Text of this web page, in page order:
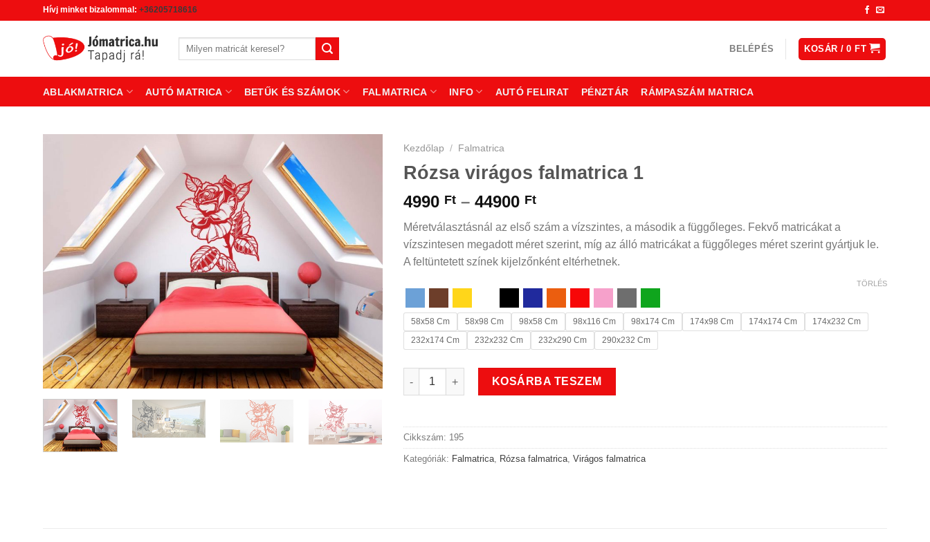
Hívj minket bizalommal: +36205718616
Keresés
BELÉPÉS KOSÁR /0FT
ABLAKMATRICA AUTÓ MATRICA BETŰK ÉS SZÁMOK FALMATRICA INFO AUTÓ FELIRAT PÉNZTÁR RÁMPASZÁM MATRICA
Kezdőlap / Falmatrica
Rózsa virágos falmatrica 1
4990 Ft – 44900 FtÁrtartomány:
4990 Ft
-
44900 Ft
Méretválasztásnál az első szám a vízszintes, a második a függőleges. Fekvő matricákat a
vízszintesen megadott méret szerint, míg az álló matricákat a függőleges méret szerint gyártjuk le.
A feltüntetett színek kijelzőnként eltérhetnek.
58x58 Cm 58x98 Cm 98x58 Cm 98x116 Cm 98x174 Cm 174x98 Cm 174x174 Cm
174x232 Cm
232x174 Cm
232x232 Cm 232x290 Cm 290x232 Cm
TÖRLÉS
Rózsa virágos falmatrica 1 mennyiség
KOSÁRBA TESZEM
Cikkszám: 195
Kategóriák: Falmatrica, Rózsa falmatrica, Virágos falmatrica